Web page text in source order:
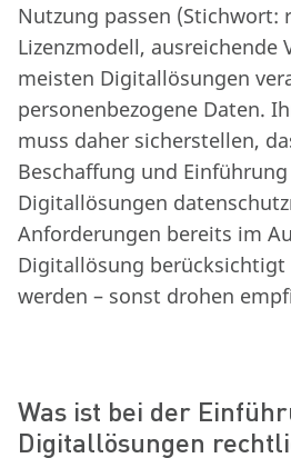
Nutzung passen (Stichwort:
Lizenzmodell, ausreichende
meisten Digitallösungen
personenbezogene Daten.
muss daher sicherstellen,
Beschaffung und
Digitallösungen
Anforderungen bereits im
Digitallösung berücksichtigt
werden – sonst drohen
Was ist bei der
Digitallösungen